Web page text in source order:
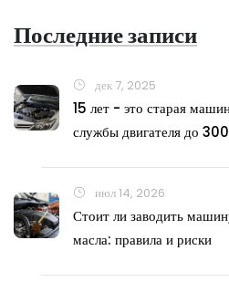
Последние записи
дек 7, 2025
15 лет - это старая
службы двигателя до
июл 14, 2026
Стоит ли заводить
масла: правила и риски